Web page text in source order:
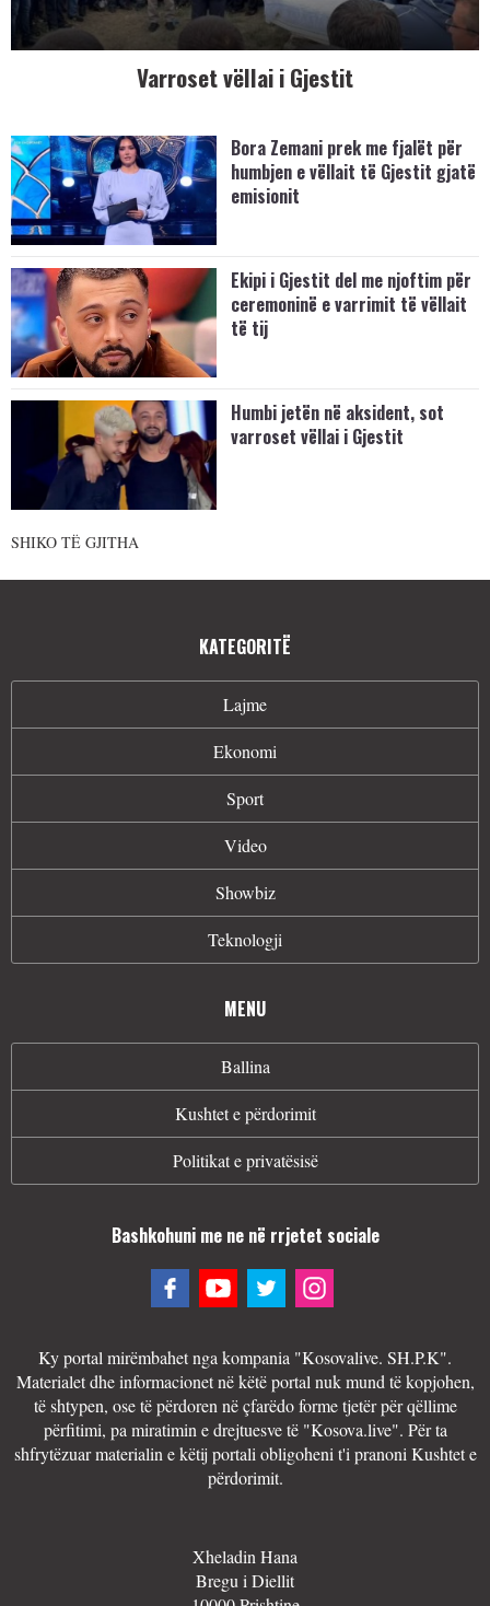
Varroset vëllai i Gjestit
Bora Zemani prek me fjalët për
humbjen e vëllait të Gjestit gjatë
emisionit
Ekipi i Gjestit del me njoftim për
ceremoninë e varrimit të vëllait
të tij
Humbi jetën në aksident, sot
varroset vëllai i Gjestit
SHIKO TË GJITHA
KATEGORITË
Lajme
Ekonomi
Sport
Video
Showbiz
Teknologji
MENU
Ballina
Kushtet e përdorimit
Politikat e privatësisë
Bashkohuni me ne në rrjetet sociale
Ky portal mirëmbahet nga kompania "Kosovalive. SH.P.K".
Materialet dhe informacionet në këtë portal nuk mund të kopjohen,
të shtypen, ose të përdoren në çfarëdo forme tjetër për qëllime
përfitimi, pa miratimin e drejtuesve të "Kosova.live". Për ta
shfrytëzuar materialin e këtij portali obligoheni t'i pranoni Kushtet e
përdorimit.
Xheladin Hana
Bregu i Diellit